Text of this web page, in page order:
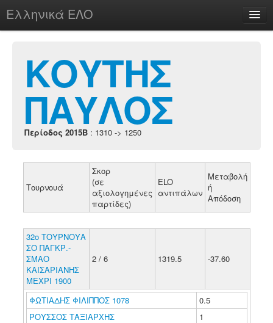
Ελληνικά ΕΛΟ
chesstu.be @ discord
Login
ΚΟΥΤΗΣ
ΠΑΥΛΟΣ
Περίοδος 2015B : 1310 -> 1250
Τουρνουά
Σκορ
(σε
αξιολογημένες
παρτίδες)
ELO
αντιπάλων
Μεταβολή
ή
Απόδοση
32ο ΤΟΥΡΝΟΥΑ
ΣΟ ΠΑΓΚΡ.-
ΣΜΑΟ
ΚΑΙΣΑΡΙΑΝΗΣ
ΜΕΧΡΙ 1900
2 / 6 1319.5 -37.60
ΦΩΤΙΑΔΗΣ ΦΙΛΙΠΠΟΣ 1078
0.5
ΡΟΥΣΣΟΣ ΤΑΞΙΑΡΧΗΣ
1